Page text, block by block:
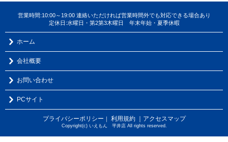
営業時間:10:00～19:00 連絡いただければ営業時間外でも対応できる場合あり
定休日:水曜日・第2第3木曜日 年末年始・夏季休暇
ホーム
会社概要
お問い合わせ
PCサイト
プライバシーポリシー ｜ 利用規約 ｜アクセスマップ
Copyright(c) いえもん 平井店 All rights reserved.